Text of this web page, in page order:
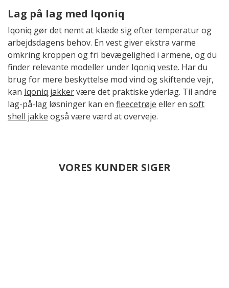
Lag på lag med Iqoniq
Iqoniq gør det nemt at klæde sig efter temperatur og
arbejdsdagens behov. En vest giver ekstra varme
omkring kroppen og fri bevægelighed i armene, og du
finder relevante modeller under Iqoniq veste. Har du
brug for mere beskyttelse mod vind og skiftende vejr,
kan Iqoniq jakkervære det praktiske yderlag. Til andre
lag-på-lag løsninger kan en fleecetrøje eller en soft
shell jakke også være værd at overveje.
VORES KUNDER SIGER